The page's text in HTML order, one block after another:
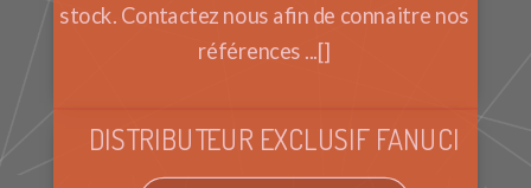
stock. Contactez nous afin de connaitre nos
références ...[]
DISTRIBUTEUR EXCLUSIF FANUCI